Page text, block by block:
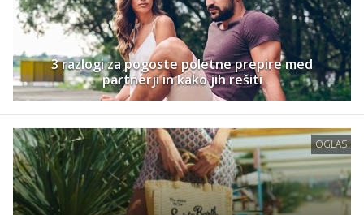
3 razlogi za pogoste poletne prepire med
partnerji in kako jih rešiti
OGLAS